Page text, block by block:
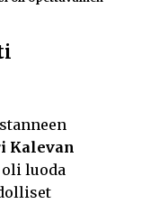
Kalevan
luoda